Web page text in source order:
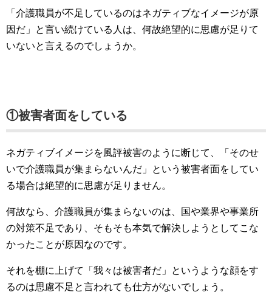
「介護職員が不足しているのはネガティブなイメージが原
因だ」と言い続けている人は、何故絶望的に思慮が足りて
いないと言えるのでしょうか。
①被害者面をしている
ネガティブイメージを風評被害のように断じて、「そのせ
いで介護職員が集まらないんだ」という被害者面をしてい
る場合は絶望的に思慮が足りません。
何故なら、介護職員が集まらないのは、国や業界や事業所
の対策不足であり、そもそも本気で解決しようとしてこな
かったことが原因なのです。
それを棚に上げて「我々は被害者だ」というような顔をす
るのは思慮不足と言われても仕方がないでしょう。